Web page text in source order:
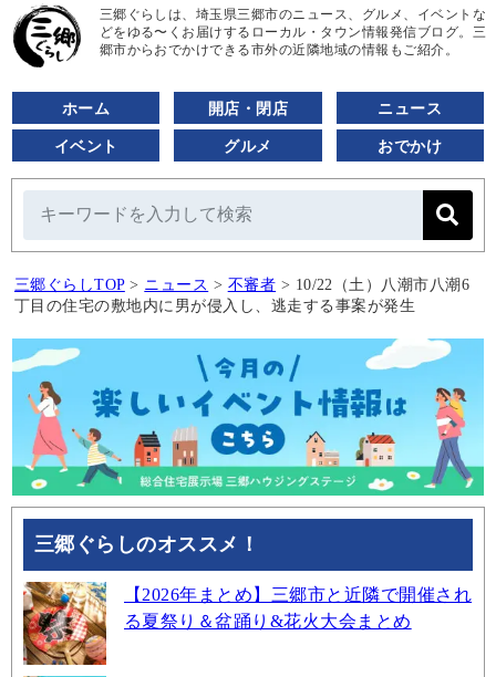
三郷ぐらしは、埼玉県三郷市のニュース、グルメ、イベントな
どをゆる〜くお届けするローカル・タウン情報発信ブログ。三
郷市からおでかけできる市外の近隣地域の情報もご紹介。
ホーム 開店・閉店 ニュース
イベント グルメ おでかけ
三郷ぐらしTOP > ニュース > 不審者 > 10/22（土）八潮市八潮6
丁目の住宅の敷地内に男が侵入し、逃走する事案が発生
三郷ぐらしのオススメ！
【2026年まとめ】三郷市と近隣で開催され
る夏祭り＆盆踊り&花火大会まとめ